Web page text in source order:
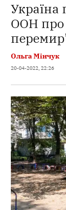
Україна
ООН про
Ольга Мінчук
20-04-2022, 22:26